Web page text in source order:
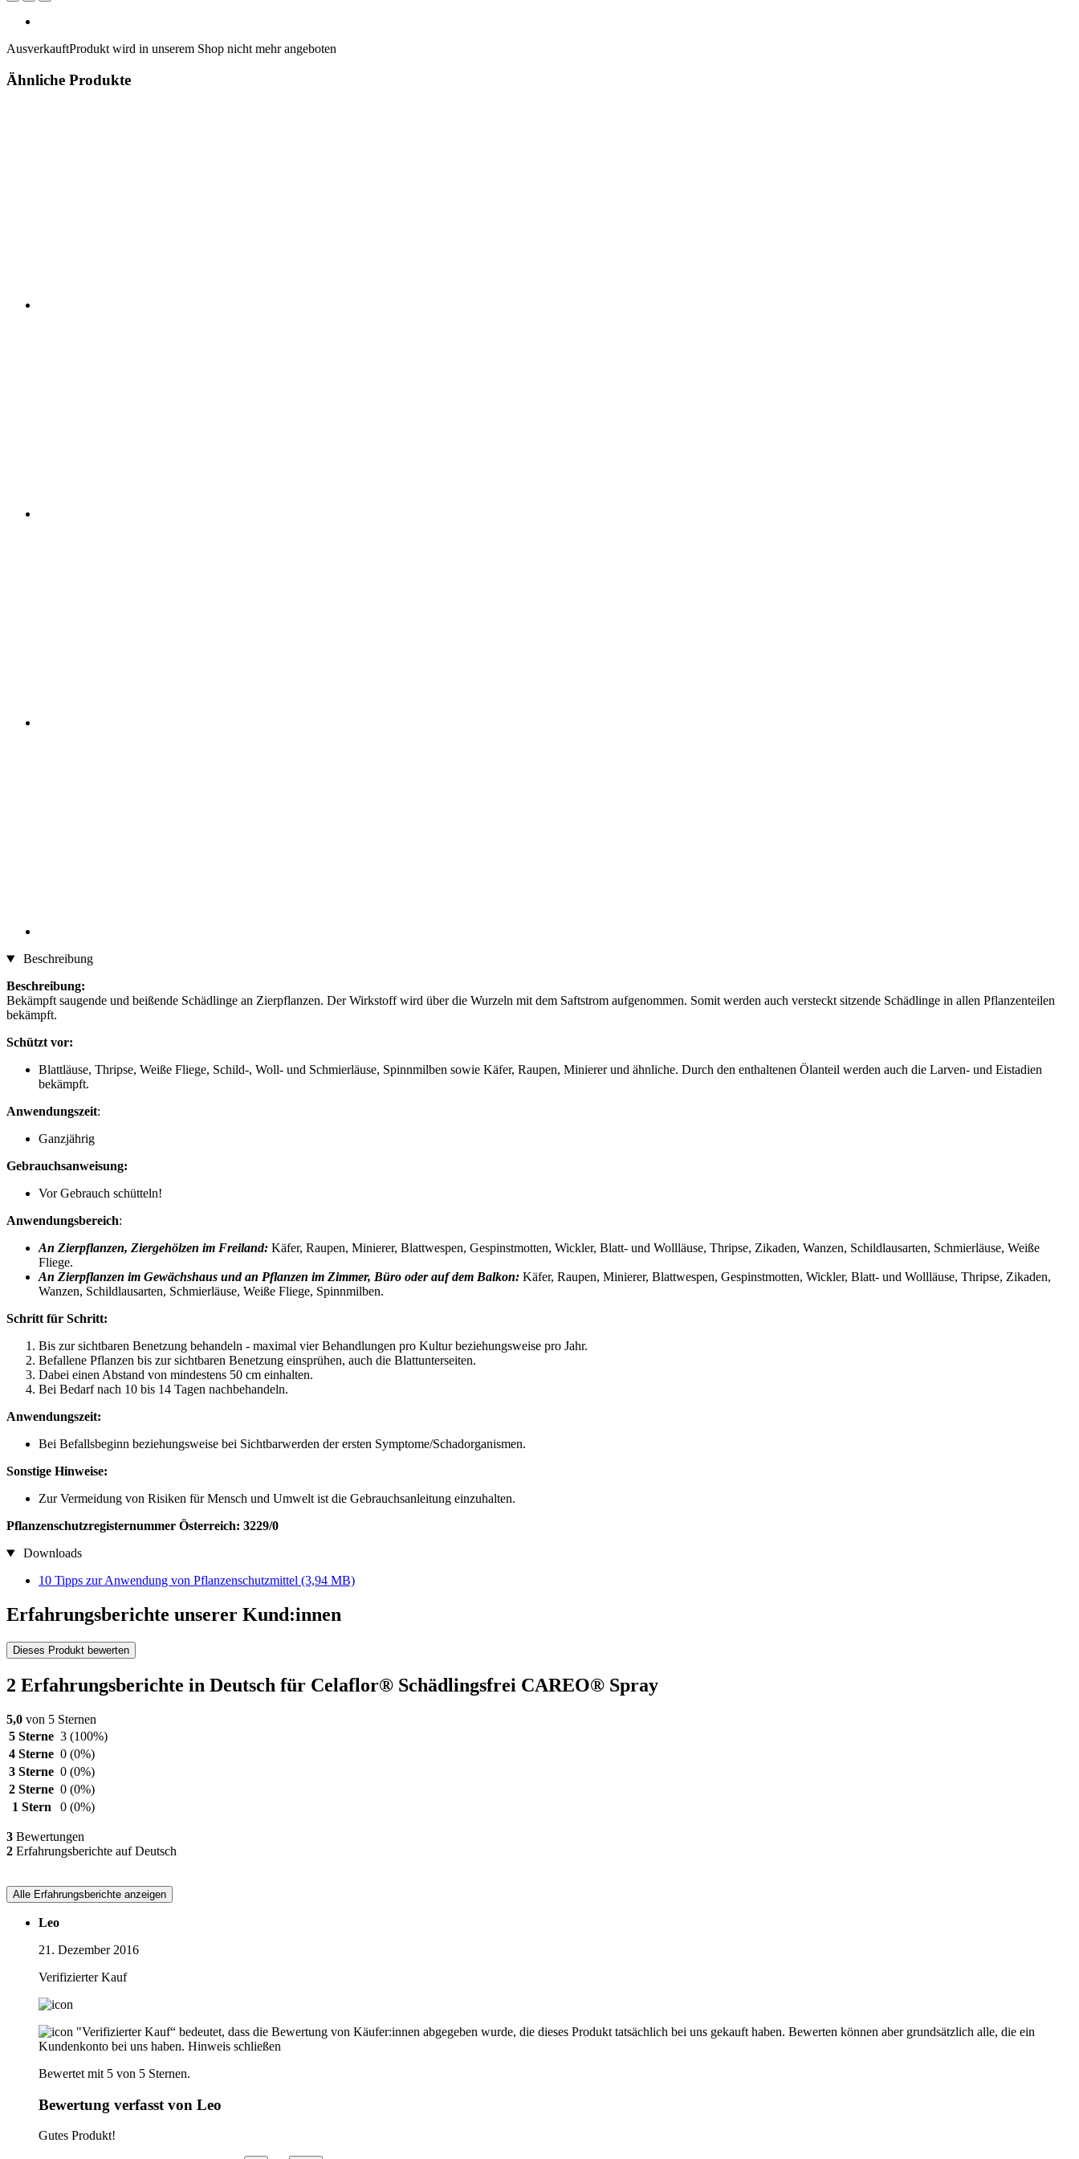
AusverkauftProdukt wird in unserem Shop nicht mehr angeboten
Ähnliche Produkte
Beschreibung
Beschreibung:
Bekämpft saugende und beißende Schädlinge an Zierpflanzen. Der Wirkstoff wird über die Wurzeln mit dem Saftstrom aufgenommen. Somit werden auch versteckt sitzende Schädlinge in allen Pflanzenteilen
bekämpft.
Schützt vor:
Blattläuse, Thripse, Weiße Fliege, Schild-, Woll- und Schmierläuse, Spinnmilben sowie Käfer, Raupen, Minierer und ähnliche. Durch den enthaltenen Ölanteil werden auch die Larven- und Eistadien
bekämpft.
Anwendungszeit:
Ganzjährig
Gebrauchsanweisung:
Vor Gebrauch schütteln!
Anwendungsbereich:
An Zierpflanzen, Ziergehölzen im Freiland: Käfer, Raupen, Minierer, Blattwespen, Gespinstmotten, Wickler, Blatt- und Wollläuse, Thripse, Zikaden, Wanzen, Schildlausarten, Schmierläuse, Weiße
Fliege.
An Zierpflanzen im Gewächshaus und an Pflanzen im Zimmer, Büro oder auf dem Balkon: Käfer, Raupen, Minierer, Blattwespen, Gespinstmotten, Wickler, Blatt- und Wollläuse, Thripse, Zikaden,
Wanzen, Schildlausarten, Schmierläuse, Weiße Fliege, Spinnmilben.
Schritt für Schritt:
Bis zur sichtbaren Benetzung behandeln - maximal vier Behandlungen pro Kultur beziehungsweise pro Jahr.
Befallene Pflanzen bis zur sichtbaren Benetzung einsprühen, auch die Blattunterseiten.
Dabei einen Abstand von mindestens 50 cm einhalten.
Bei Bedarf nach 10 bis 14 Tagen nachbehandeln.
Anwendungszeit:
Bei Befallsbeginn beziehungsweise bei Sichtbarwerden der ersten Symptome/Schadorganismen.
Sonstige Hinweise:
Zur Vermeidung von Risiken für Mensch und Umwelt ist die Gebrauchsanleitung einzuhalten.
Pflanzenschutzregisternummer Österreich: 3229/0
Downloads
10 Tipps zur Anwendung von Pflanzenschutzmittel (3,94 MB)
Erfahrungsberichte unserer Kund:innen
Dieses Produkt bewerten
2 Erfahrungsberichte in Deutsch für Celaflor® Schädlingsfrei CAREO® Spray
5,0 von 5 Sternen
5 Sterne 3 (100%)
4 Sterne 0 (0%)
3 Sterne 0 (0%)
2 Sterne 0 (0%)
1 Stern
0 (0%)
3 Bewertungen
2 Erfahrungsberichte auf Deutsch
Alle Erfahrungsberichte anzeigen
Leo
21. Dezember 2016
Verifizierter Kauf
"Verifizierter Kauf“ bedeutet, dass die Bewertung von Käufer:innen abgegeben wurde, die dieses Produkt tatsächlich bei uns gekauft haben. Bewerten können aber grundsätzlich alle, die ein
Kundenkonto bei uns haben. Hinweis schließen
Bewertet mit 5 von 5 Sternen.
Bewertung verfasst von Leo
Gutes Produkt!